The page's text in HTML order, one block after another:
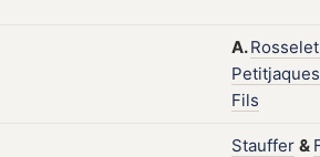
A.
Petitjaques
Fils
Stauffer &